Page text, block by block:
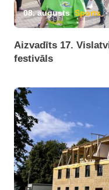
08. augusts Sports
Aizvadīts 17.
festivāls